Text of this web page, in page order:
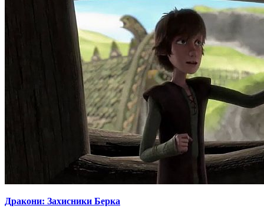
Дракони: Захисники Берка